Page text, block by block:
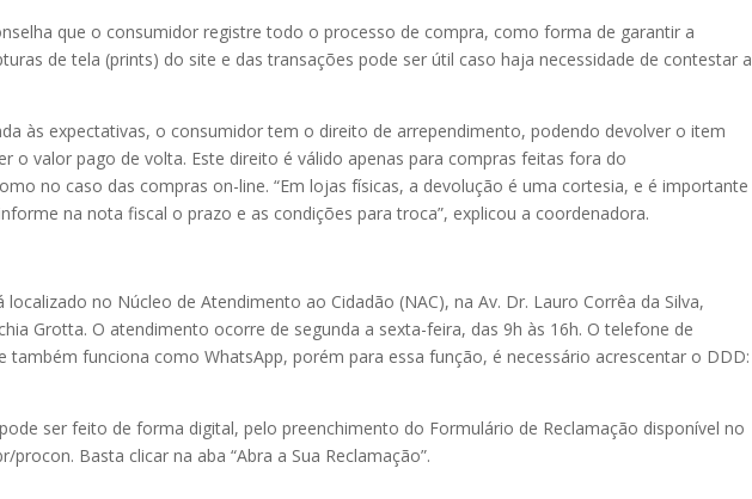
que o consumidor registre todo o processo de compra, como forma de garantir a
de tela (prints) do site e das transações pode ser útil caso haja necessidade de contestar a
às expectativas, o consumidor tem o direito de arrependimento, podendo devolver o item
o valor pago de volta. Este direito é válido apenas para compras feitas fora do
no caso das compras on-line. “Em lojas físicas, a devolução é uma cortesia, e é importante
na nota fiscal o prazo e as condições para troca”, explicou a coordenadora.
no Núcleo de Atendimento ao Cidadão (NAC), na Av. Dr. Lauro Corrêa da Silva,
Grotta. O atendimento ocorre de segunda a sexta-feira, das 9h às 16h. O telefone de
também funciona como WhatsApp, porém para essa função, é necessário acrescentar o DDD:
ser feito de forma digital, pelo preenchimento do Formulário de Reclamação disponível no
procon. Basta clicar na aba “Abra a Sua Reclamação”.